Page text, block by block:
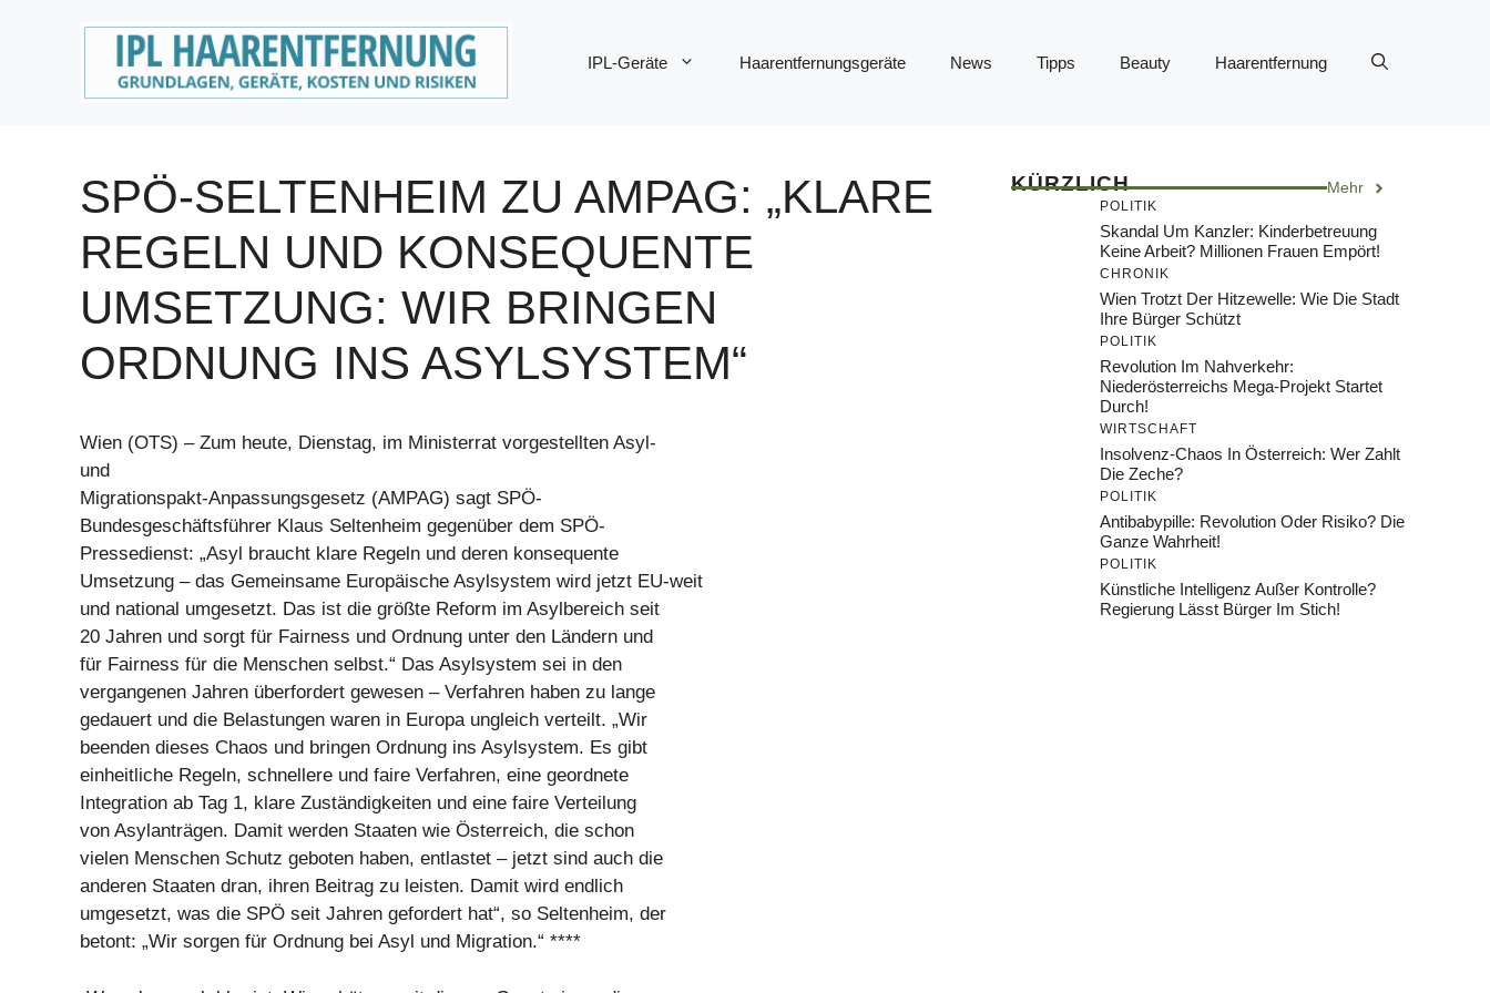
IPL-Geräte Haarentfernungsgeräte News Tipps Beauty Haarentfernung
SPÖ-SELTENHEIM ZU AMPAG: „KLARE
REGELN UND KONSEQUENTE
UMSETZUNG: WIR BRINGEN
ORDNUNG INS ASYLSYSTEM“
Wien (OTS) – Zum heute, Dienstag, im Ministerrat vorgestellten Asyl-
und
Migrationspakt-Anpassungsgesetz (AMPAG) sagt SPÖ-
Bundesgeschäftsführer Klaus Seltenheim gegenüber dem SPÖ-
Pressedienst: „Asyl braucht klare Regeln und deren konsequente
Umsetzung – das Gemeinsame Europäische Asylsystem wird jetzt EU-weit
und national umgesetzt. Das ist die größte Reform im Asylbereich seit
20 Jahren und sorgt für Fairness und Ordnung unter den Ländern und
für Fairness für die Menschen selbst.“ Das Asylsystem sei in den
vergangenen Jahren überfordert gewesen – Verfahren haben zu lange
gedauert und die Belastungen waren in Europa ungleich verteilt. „Wir
beenden dieses Chaos und bringen Ordnung ins Asylsystem. Es gibt
einheitliche Regeln, schnellere und faire Verfahren, eine geordnete
Integration ab Tag 1, klare Zuständigkeiten und eine faire Verteilung
von Asylanträgen. Damit werden Staaten wie Österreich, die schon
vielen Menschen Schutz geboten haben, entlastet – jetzt sind auch die
anderen Staaten dran, ihren Beitrag zu leisten. Damit wird endlich
umgesetzt, was die SPÖ seit Jahren gefordert hat“, so Seltenheim, der
betont: „Wir sorgen für Ordnung bei Asyl und Migration.“ ****
KÜRZLICH Mehr
POLITIK
Skandal Um Kanzler: Kinderbetreuung
Keine Arbeit? Millionen Frauen Empört!
CHRONIK
Wien Trotzt Der Hitzewelle: Wie Die Stadt
Ihre Bürger Schützt
POLITIK
Revolution Im Nahverkehr:
Niederösterreichs Mega-Projekt Startet
Durch!
WIRTSCHAFT
Insolvenz-Chaos In Österreich: Wer Zahlt
Die Zeche?
POLITIK
Antibabypille: Revolution Oder Risiko? Die
Ganze Wahrheit!
POLITIK
Künstliche Intelligenz Außer Kontrolle?
Regierung Lässt Bürger Im Stich!